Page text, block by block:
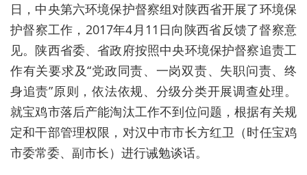
日，中央第六环境保护督察组对陕西省开展了环境保
护督察工作，2017年4月11日向陕西省反馈了督察意
见。陕西省委、省政府按照中央环境保护督察追责工
作有关要求及“党政同责、一岗双责、失职问责、终
身追责”原则，依法依规、分级分类开展调查处理。
就宝鸡市落后产能淘汰工作不到位问题，根据有关规
定和干部管理权限，对汉中市市长方红卫（时任宝鸡
市委常委、副市长）进行诫勉谈话。